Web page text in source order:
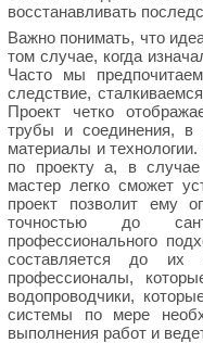
восстанавливать
Важно понимать, что
том случае, когда
Часто мы
следствие,
Проект четко
трубы и соединения, в
материалы и
по проекту а, в
мастер легко сможет
проект позволит ему
точностью до
профессионального
составляется до их
профессионалы,
водопроводчики,
системы по мере
выполнения работ и